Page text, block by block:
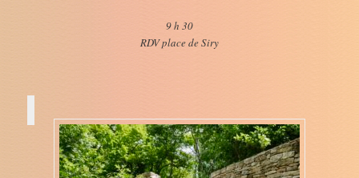
9 h 30
RDV place de Siry